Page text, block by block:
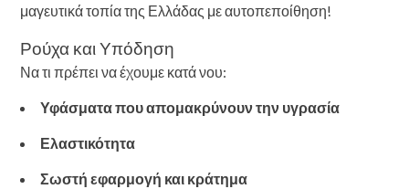
μαγευτικά τοπία της Ελλάδας με αυτοπεποίθηση!
Ρούχα και Υπόδηση
Να τι πρέπει να έχουμε κατά νου:
Υφάσματα που απομακρύνουν την υγρασία
Ελαστικότητα
Σωστή εφαρμογή και κράτημα